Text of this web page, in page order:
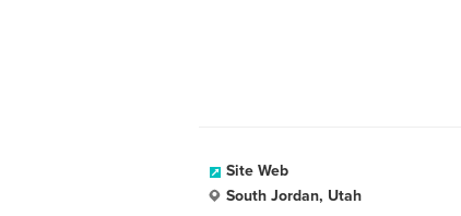
Site Web
South Jordan, Utah